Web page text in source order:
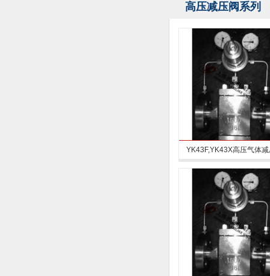
高压减压阀系列
YK43F,YK43X高压气体